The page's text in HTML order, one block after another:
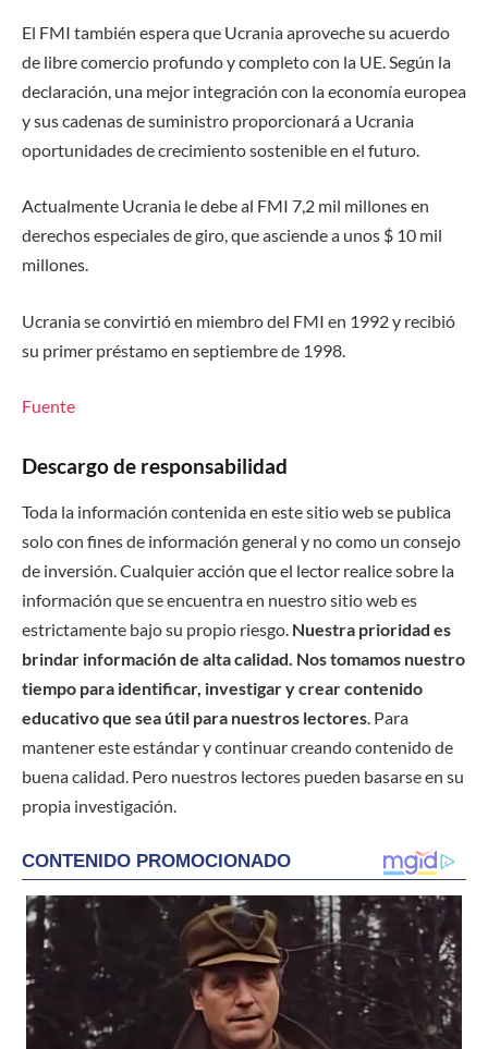
El FMI también espera que Ucrania aproveche su acuerdo
de libre comercio profundo y completo con la UE. Según la
declaración, una mejor integración con la economía europea
y sus cadenas de suministro proporcionará a Ucrania
oportunidades de crecimiento sostenible en el futuro.
Actualmente Ucrania le debe al FMI 7,2 mil millones en
derechos especiales de giro, que asciende a unos $ 10 mil
millones.
Ucrania se convirtió en miembro del FMI en 1992 y recibió
su primer préstamo en septiembre de 1998.
Fuente
Descargo de responsabilidad
Toda la información contenida en este sitio web se publica
solo con fines de información general y no como un consejo
de inversión. Cualquier acción que el lector realice sobre la
información que se encuentra en nuestro sitio web es
estrictamente bajo su propio riesgo. Nuestra prioridad es
brindar información de alta calidad. Nos tomamos nuestro
tiempo para identificar, investigar y crear contenido
educativo que sea útil para nuestros lectores. Para
mantener este estándar y continuar creando contenido de
buena calidad. Pero nuestros lectores pueden basarse en su
propia investigación.